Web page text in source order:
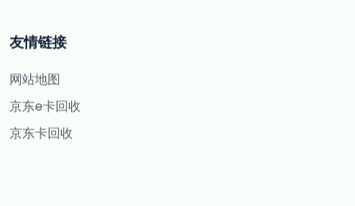
友情链接
网站地图
京东e卡回收
京东卡回收